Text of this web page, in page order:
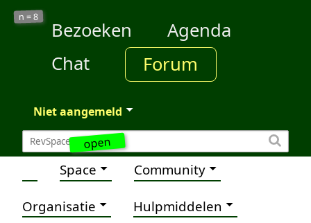
open
n =8
Bezoeken
Agenda
Chat
Forum
Niet aangemeld
Space Community
Organisatie Hulpmiddelen